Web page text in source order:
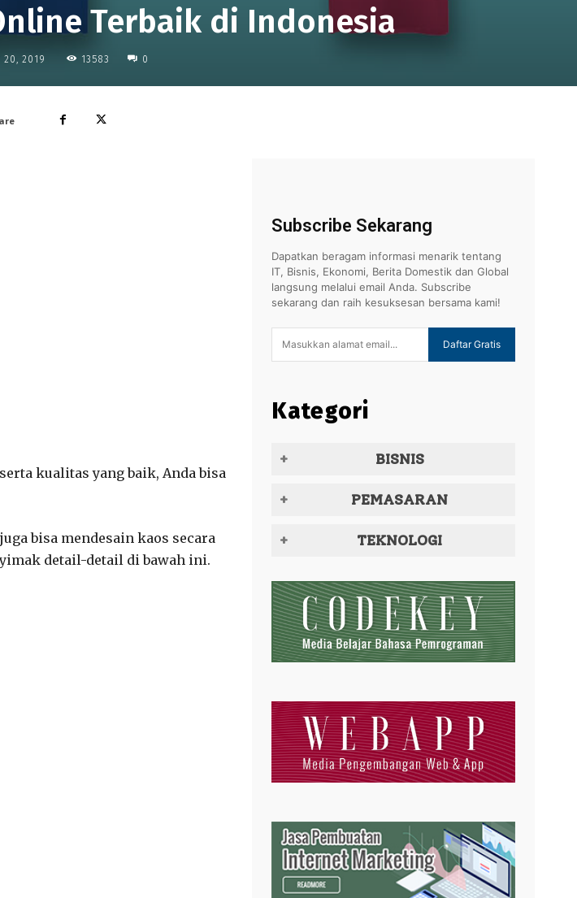
Terbaik di Indonesia
20, 2019 13583 0
kualitas yang baik, Anda bisa
bisa mendesain kaos secara
detail-detail di bawah ini.
Subscribe Sekarang
Dapatkan beragam informasi menarik tentang
IT, Bisnis, Ekonomi, Berita Domestik dan Global
langsung melalui email Anda. Subscribe
sekarang dan raih kesuksesan bersama kami!
Daftar Gratis
Kategori
BISNIS
PEMASARAN
TEKNOLOGI